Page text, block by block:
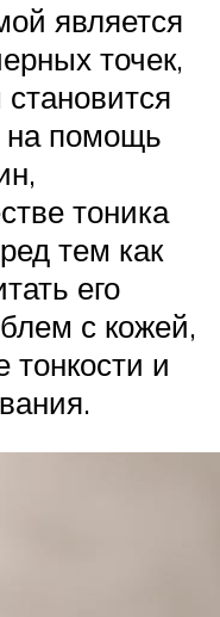
является
точек,
на помощь
тоника
тем как
его
с кожей,
тонкости и